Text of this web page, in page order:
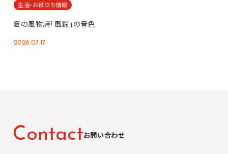
生活・お役立ち情報
夏の風物詩「風鈴」の音色
2026.07.17
Contactお問い合わせ